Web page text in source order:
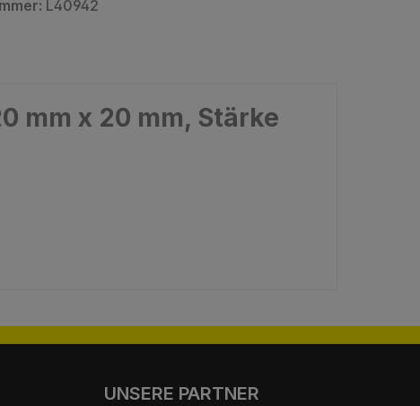
L40942
mm x 20 mm, Stärke
UNSERE PARTNER